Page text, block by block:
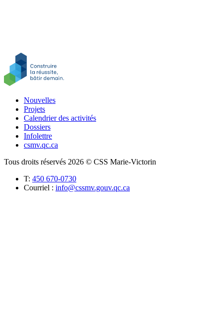
Nouvelles
Projets
Calendrier des activités
Dossiers
Infolettre
csmv.qc.ca
Tous droits réservés 2026 © CSS Marie-Victorin
T: 450 670-0730
Courriel : info@cssmv.gouv.qc.ca